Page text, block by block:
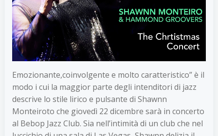
Emozionante,coinvolgente e molto caratteristico” è il
modo i cui la maggior parte degli intenditori di jazz
descrive lo stile lirico e pulsante di Shawnn
Monteiroto che giovedì 22 dicembre sarà in concerto
al Bebop Jazz Club. Sia nell’intimità di un club che nel